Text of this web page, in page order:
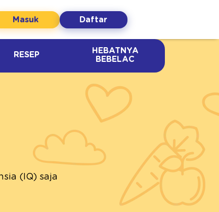
Masuk Daftar
RESEP
HEBATNYA
BEBELAC
(IQ) saja